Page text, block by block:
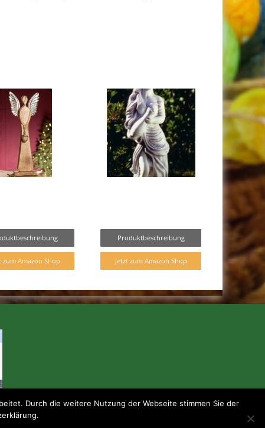
zum Amazon Shop
Produktbeschreibung
Jetzt zum Amazon Shop
Durch die weitere Nutzung der Webseite stimmen Sie der